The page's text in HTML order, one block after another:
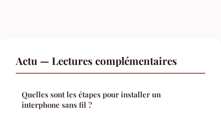
Actu — Lectures complémentaires
Quelles sont les étapes pour installer un
interphone sans fil ?